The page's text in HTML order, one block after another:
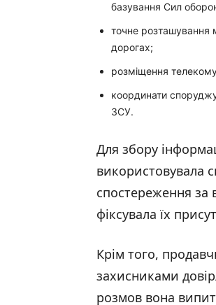
базування Сил
точне розташування
дорогах;
розміщення
координати
ЗСУ.
Для збору
використовувала
спостереження за
фіксувала їх
Крім того,
захисниками
розмов вона